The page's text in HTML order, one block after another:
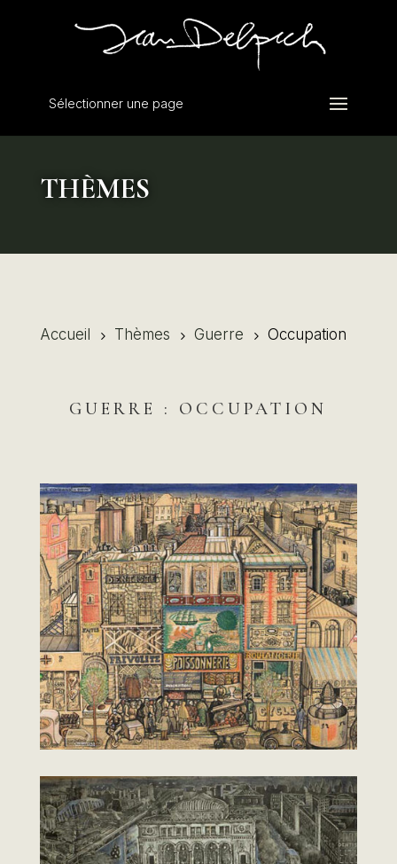
Sélectionner une page
THÈMES
Accueil 5 Thèmes 5 Guerre 5 Occupation
GUERRE : OCCUPATION